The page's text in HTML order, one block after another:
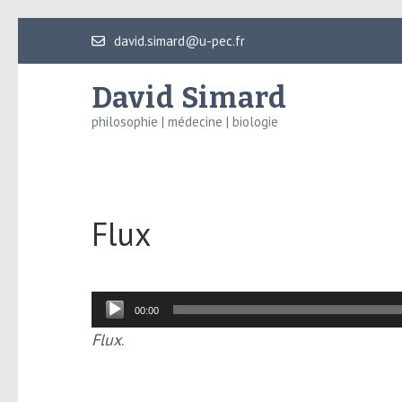
david.simard@u-pec.fr
David Simard
philosophie | médecine | biologie
Flux
Lecteur
audio
00:00
Flux.